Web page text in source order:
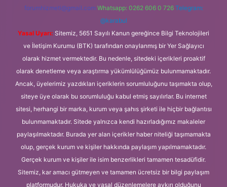
forumhizmeti@gmail.com Whatsapp: 0262 606 0 726 Telegram:
@karabul
Yasal Uyarı: Sitemiz, 5651 Sayılı Kanun gereğince Bilgi Teknolojileri
ve İletişim Kurumu (BTK) tarafından onaylanmış bir Yer Sağlayıcı
olarak hizmet vermektedir. Bu nedenle, sitedeki içerikleri proaktif
olarak denetleme veya araştırma yükümlülüğümüz bulunmamaktadır.
Ancak, üyelerimiz yazdıkları içeriklerin sorumluluğunu taşımakta olup,
siteye üye olarak bu sorumluluğu kabul etmiş sayılırlar. Bu internet
sitesi, herhangi bir marka, kurum veya şahıs şirketi ile hiçbir bağlantısı
bulunmamaktadır. Sitede yalnızca kendi hazırladığımız makaleler
paylaşılmaktadır. Burada yer alan içerikler haber niteliği taşımamakta
olup, gerçek kurum ve kişiler hakkında paylaşım yapılmamaktadır.
Gerçek kurum ve kişiler ile isim benzerlikleri tamamen tesadüfidir.
Sitemiz, kar amacı gütmeyen ve tamamen ücretsiz bir bilgi paylaşım
platformudur. Hukuka ve yasal düzenlemelere aykırı olduğunu